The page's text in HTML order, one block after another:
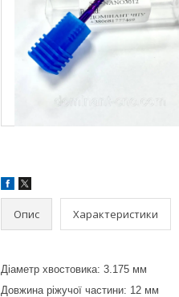
Опис Характеристики
Діаметр хвостовика: 3.175 мм
Довжина ріжучої частини: 12 мм